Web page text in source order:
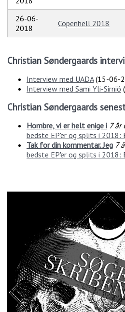
26-06-
2018
Copenhell 2018
Christian Søndergaards
Interview med UADA(15-06-
Interview med Sami Yli-Sirniö (
Christian Søndergaards
Hombre, vi er helt enige i 7 år
bedste EP'er og splits i 2018:
Tak for din kommentar. Jeg 7
bedste EP'er og splits i 2018: